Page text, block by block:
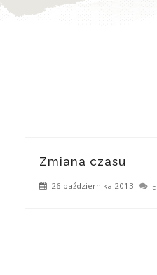
Zmiana czasu
26 października 2013 5